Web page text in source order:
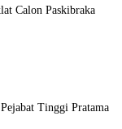
Calon Paskibraka
Tinggi Pratama